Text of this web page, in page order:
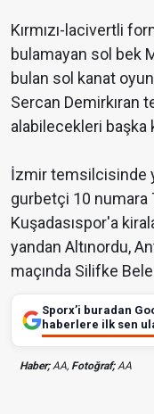
Kırmızı-lacivertli
bulamayan sol bek
bulan sol kanat
Sercan Demirkıran
alabilecekleri başka
İzmir temsilcisinde
gurbetçi 10 numara
Kuşadasıspor'a
yandan Altınordu,
maçında Silifke
Sporx’i buradan
haberlere ilk sen
Haber;AA, Fotoğraf;AA